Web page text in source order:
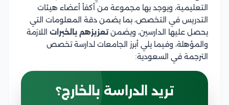
التعليمية، ويوجد بها مجموعة من أكفأ أعضاء هيئات
التدريس في التخصص، بما يضمن دقة المعلومات التي
يحصل عليها الدارسين، ويضمنتعزيزهم بالخبرات اللازمة
والمؤهلة، وفيما يلي أبرز الجامعات لدارسة تخصص
الترجمة في السعودية:
تريد الدراسة بالخارج؟